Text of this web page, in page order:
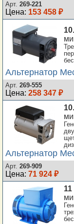
Арт. 269-221
Цена: 153 458 ₽
Альтернатор
Арт. 269-555
Цена: 258 347 ₽
Альтернатор
Арт. 269-909
Цена: 71 924 ₽